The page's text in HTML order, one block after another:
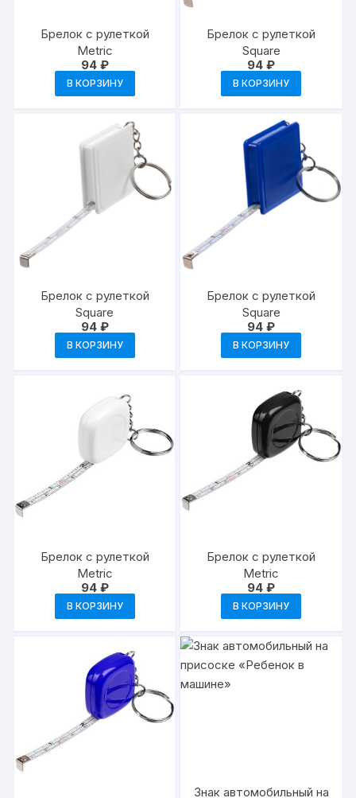
Брелок с рулеткой
Metric
94 ₽
В КОРЗИНУ
Брелок с рулеткой
Square
94₽
В КОРЗИНУ
Брелок с рулеткой
Square
94 ₽
В КОРЗИНУ
Брелок с рулеткой
Square
94₽
В КОРЗИНУ
Брелок с рулеткой
Metric
94 ₽
В КОРЗИНУ
Брелок с рулеткой
Metric
94₽
В КОРЗИНУ
Знак автомобильный на